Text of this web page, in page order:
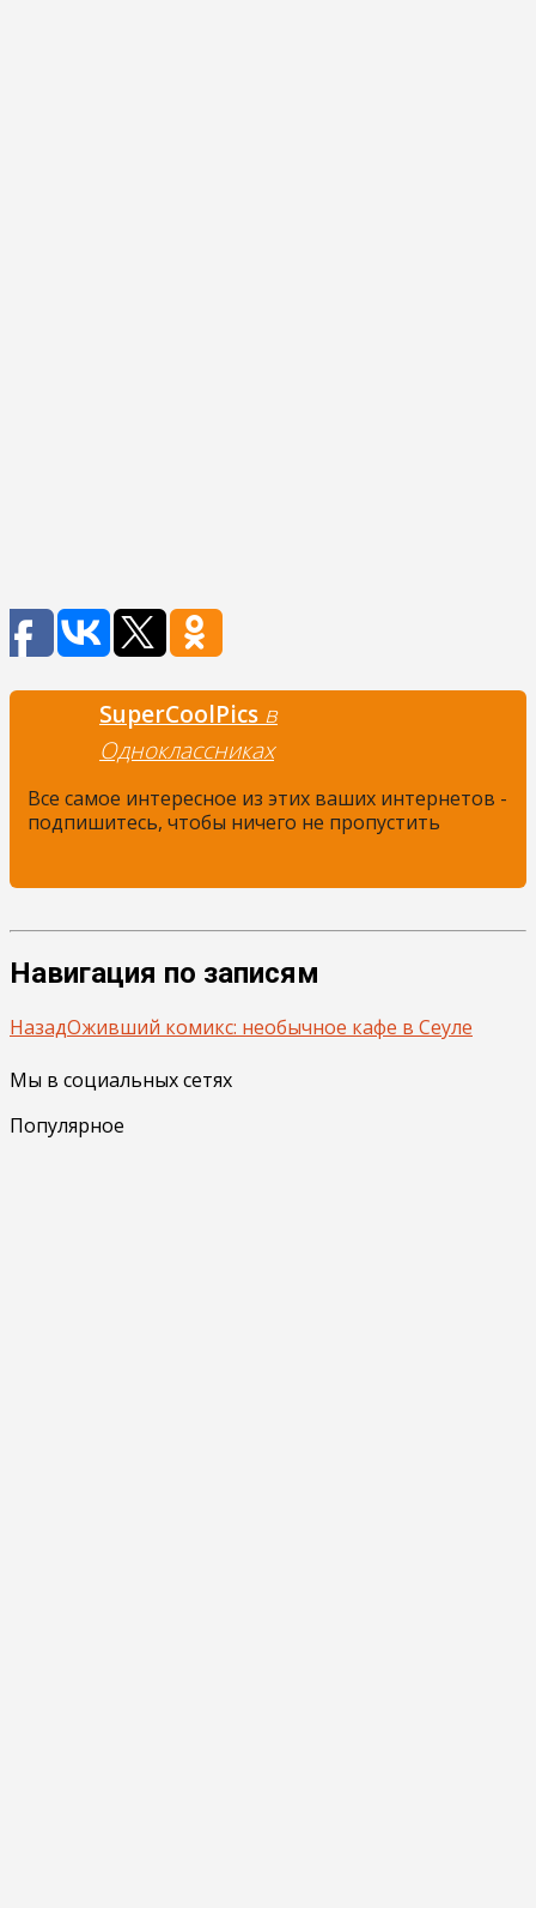
SuperCoolPics в
Одноклассниках
Все самое интересное из этих ваших интернетов -
подпишитесь, чтобы ничего не пропустить
Навигация по записям
НазадОживший комикс: необычное кафе в Сеуле
Мы в социальных сетях
Популярное